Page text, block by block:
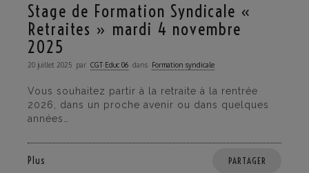
Stage de Formation Syndicale «
Retraites » mardi 4 novembre
2025
20 juillet 2025 par CGT·Educ 06 dans Formation syndicale
Vous souhaitez partir à la retraite à la rentrée
2026, dans un proche avenir ou dans quelques
années…
Plus PARTAGER